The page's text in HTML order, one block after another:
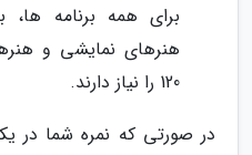
برای همه برنامه
هنرهای نمایشی و
120 را نیاز دارند.
در صورتی که نمره شما در